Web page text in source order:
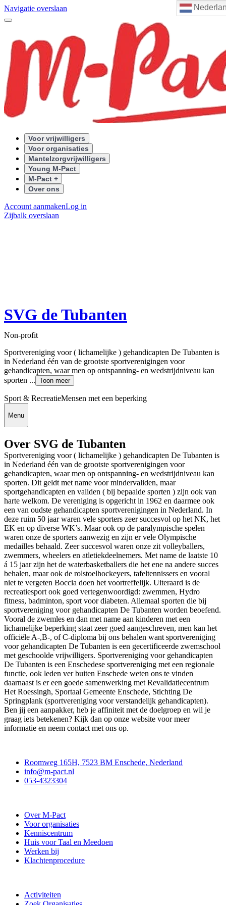
Navigatie overslaan
Voor vrijwilligers
Voor organisaties
Mantelzorgvrijwilligers
Young M-Pact
M-Pact +
Over ons
Account aanmakenLog in
Zijbalk overslaan
SVG de Tubanten
Non-profit
Sportvereniging voor ( lichamelijke ) gehandicapten De Tubanten is
in Nederland één van de grootste sportverenigingen voor
gehandicapten, waar men op ontspanning- en wedstrijdniveau kan
sporten ... Toon meer
Sport & RecreatieMensen met een beperking
Menu
Over SVG de Tubanten
Sportvereniging voor ( lichamelijke ) gehandicapten De Tubanten is
in Nederland één van de grootste sportverenigingen voor
gehandicapten, waar men op ontspanning- en wedstrijdniveau kan
sporten. Dit geldt met name voor mindervaliden, maar
sportgehandicapten en validen ( bij bepaalde sporten ) zijn ook van
harte welkom. De vereniging is opgericht in 1962 en daarmee ook
een van oudste gehandicapten sportverenigingen in Nederland. In
deze ruim 50 jaar waren vele sporters zeer succesvol op het NK, het
EK en op diverse WK’s. Maar ook op de paralympische spelen
waren onze de sporters aanwezig en zijn er vele Olympische
medailles behaald. Zeer succesvol waren onze zit volleyballers,
zwemmers, wheelers en atletiekdeelnemers. Met name de laatste 10
á 15 jaar zijn het de waterbasketballers die het ene na andere succes
behalen, maar ook de rolstoelhockeyers, tafeltennissers en vooral
niet te vergeten Boccia doen het voortreffelijk. Uiteraard is de
recreatiesport ook goed vertegenwoordigd: zwemmen, Hydro
fitness, badminton, sport voor diabeten. Allemaal sporten die bij
sportvereniging voor gehandicapten De Tubanten worden beoefend.
Vooral de zwemles en dan met name aan kinderen met een
lichamelijke beperking staat zeer goed aangeschreven, men kan het
officiële A-,B-, of C-diploma bij ons behalen want sportvereniging
voor gehandicapten De Tubanten is een gecertificeerde zwemschool
met geschoolde vrijwilligers. Sportvereniging voor gehandicapten
De Tubanten is een Enschedese sportvereniging met een regionale
functie, ook leden ver buiten Enschede weten ons te vinden
daarnaast is er een goede samenwerking met Revalidatiecentrum
Het Roessingh, Sportaal Gemeente Enschede, Stichting De
Springplank (sportvereniging voor verstandelijk gehandicapten).
Ben jij een aanpakker, heb je affiniteit met de doelgroep en wil je
graag iets betekenen? Kijk dan op onze website voor meer
informatie en neem contact met ons op.
Roomweg 165H, 7523 BM Enschede, Nederland
info@m-pact.nl
053-4323304
Over M-Pact
Voor organisaties
Kenniscentrum
Huis voor Taal en Meedoen
Werken bij
Klachtenprocedure
Activiteiten